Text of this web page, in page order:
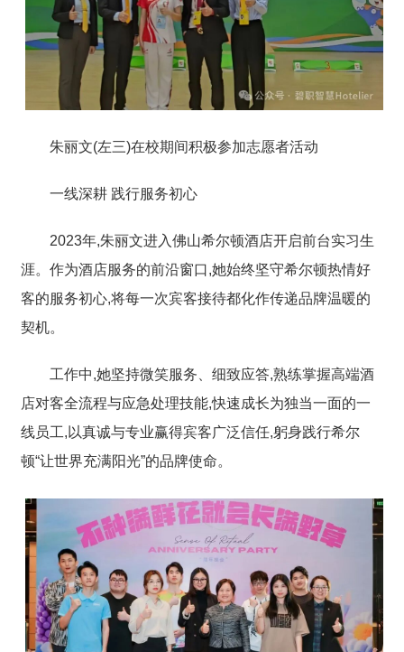
朱丽文(左三)在校期间积极参加志愿者活动
一线深耕 践行服务初心
2023年,朱丽文进入佛山希尔顿酒店开启前台实习生
涯。作为酒店服务的前沿窗口,她始终坚守希尔顿热情好
客的服务初心,将每一次宾客接待都化作传递品牌温暖的
契机。
工作中,她坚持微笑服务、细致应答,熟练掌握高端酒
店对客全流程与应急处理技能,快速成长为独当一面的一
线员工,以真诚与专业赢得宾客广泛信任,躬身践行希尔
顿“让世界充满阳光”的品牌使命。